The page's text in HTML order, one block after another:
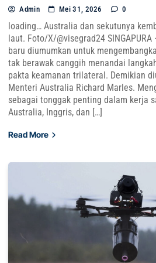
Admin Mei 31, 2026 0
loading… Australia dan sekutunya
laut. Foto/X/@visegrad24 SINGAPURA
baru diumumkan untuk
tak berawak canggih menandai
pakta keamanan trilateral. Demikian
Menteri Australia Richard Marles.
sebagai tonggak penting dalam kerja
Australia, Inggris, dan […]
Read More